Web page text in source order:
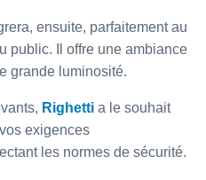
ensuite, parfaitement au
public. Il offre une ambiance
grande luminosité.
Righetti a le souhait
exigences
les normes de sécurité.